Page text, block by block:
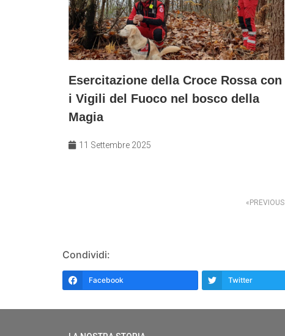
Esercitazione della Croce Rossa con
i Vigili del Fuoco nel bosco della
Magia
11 Settembre 2025
PREVIOUS
Condividi:
Facebook Twitter